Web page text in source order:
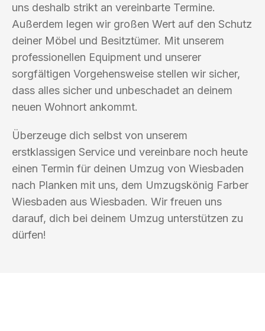
uns deshalb strikt an vereinbarte Termine.
Außerdem legen wir großen Wert auf den Schutz
deiner Möbel und Besitztümer. Mit unserem
professionellen Equipment und unserer
sorgfältigen Vorgehensweise stellen wir sicher,
dass alles sicher und unbeschadet an deinem
neuen Wohnort ankommt.
Überzeuge dich selbst von unserem
erstklassigen Service und vereinbare noch heute
einen Termin für deinen Umzug von Wiesbaden
nach Planken mit uns, dem Umzugskönig Farber
Wiesbaden aus Wiesbaden. Wir freuen uns
darauf, dich bei deinem Umzug unterstützen zu
dürfen!